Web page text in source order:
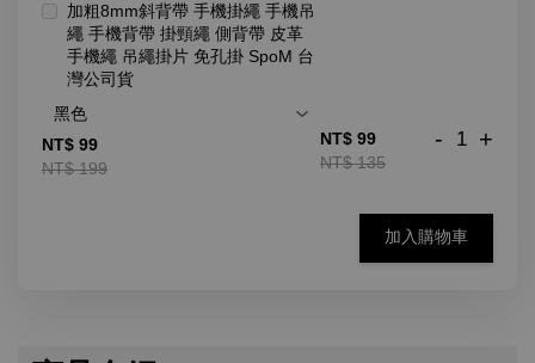
加粗8mm斜背帶 手機掛繩 手機吊
繩 手機背帶 掛頸繩 側背帶 皮革
手機繩 吊繩掛片 免孔掛 SpoM 台
灣公司貨
NT$ 99
NT$ 199
NT$ 99
NT$ 135
- +
加入購物車